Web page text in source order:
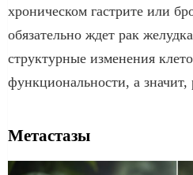
хроническом гастрите или
обязательно ждет рак
структурные изменения
функциональности, а значит,
Метастазы